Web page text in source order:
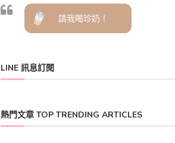
請我喝珍奶！
LINE 訊息訂閱
熱門文章 TOP TRENDING ARTICLES